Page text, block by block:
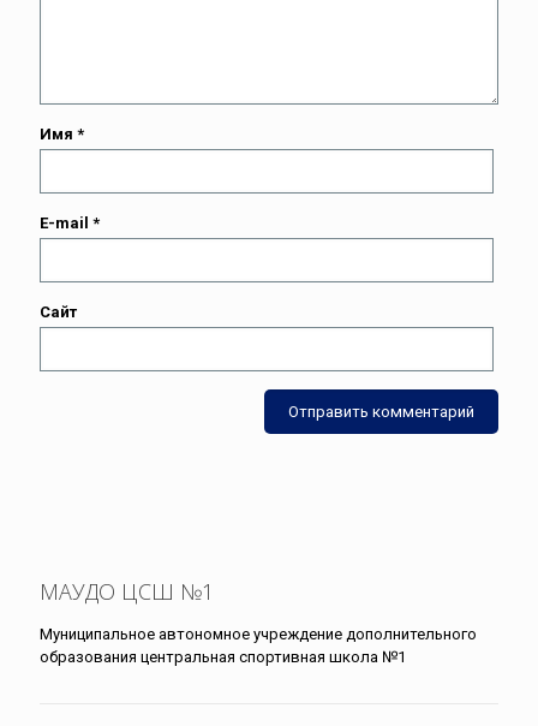
Имя *
E-mail *
Сайт
МАУДО ЦСШ №1
Муниципальное автономное учреждение дополнительного
образования центральная спортивная школа №1